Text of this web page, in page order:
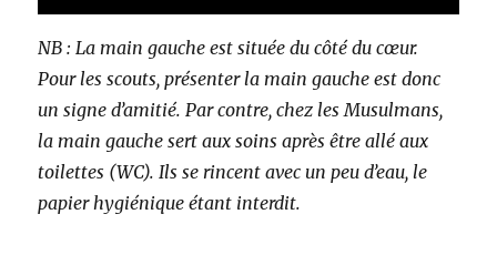
NB : La main gauche est située du côté du cœur.
Pour les scouts, présenter la main gauche est donc
un signe d’amitié. Par contre, chez les Musulmans,
la main gauche sert aux soins après être allé aux
toilettes (WC). Ils se rincent avec un peu d’eau, le
papier hygiénique étant interdit.